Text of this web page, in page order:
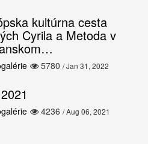
kultúrna cesta
Cyrila a Metoda v
5780 / Jan 31, 2022
4236 / Aug 06, 2021